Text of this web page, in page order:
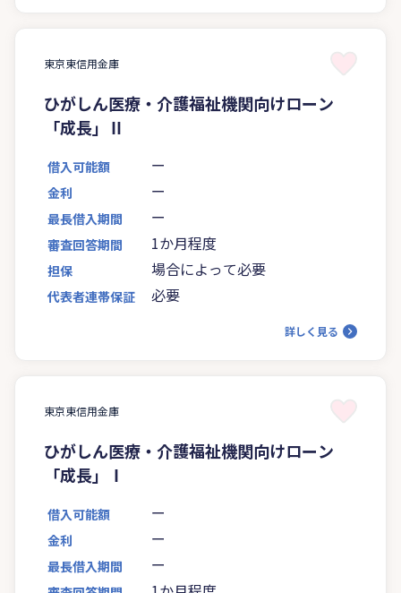
東京東信用金庫
ひがしん医療・介護福祉機関向けローン
「成長」Ⅱ
借入可能額 ー
金利 ー
最長借入期間 ー
審査回答期間 1か月程度
担保 場合によって必要
代表者連帯保証 必要
詳しく見る
東京東信用金庫
ひがしん医療・介護福祉機関向けローン
「成長」Ⅰ
借入可能額 ー
金利 ー
最長借入期間 ー